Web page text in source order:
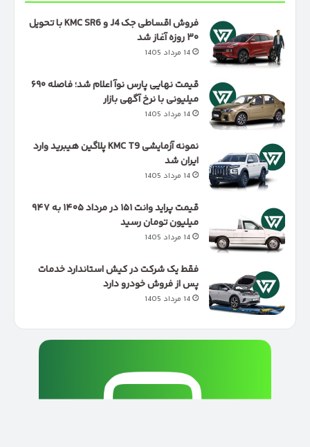
فروش اقساطی جک J4 و KMC SR6 با تحویل
۳۰ روزه آغاز شد
14 مرداد 1405
قیمت نهایی پارس نوآ اعلام شد؛ فاصله ۶۹۰
میلیونی با نرخ آگهی بازار
14 مرداد 1405
نمونه آزمایشی KMC T9 پلاگین هیبرید وارد
ایران شد
14 مرداد 1405
قیمت پراید وانت ۱۵۱ در مرداد ۱۴۰۵ به ۹۴۷
میلیون تومان رسید
14 مرداد 1405
فقط یک شرکت در کیش استاندارد خدمات
پس از فروش خودرو دارد
14 مرداد 1405